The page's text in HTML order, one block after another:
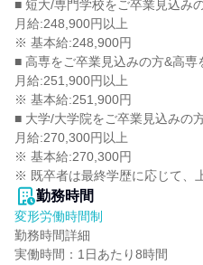
■ 短大/専門学校をご卒業見込み
月給:248,900円以上
※ 基本給:248,900円
■ 高専をご卒業見込みの方&高専
月給:251,900円以上
※ 基本給:251,900円
■ 大学/大学院をご卒業見込みの
月給:270,300円以上
※ 基本給:270,300円
※ 既卒者は最終学歴に応じて、
勤務時間
変形労働時間制
勤務時間詳細
実働時間：1日あたり8時間